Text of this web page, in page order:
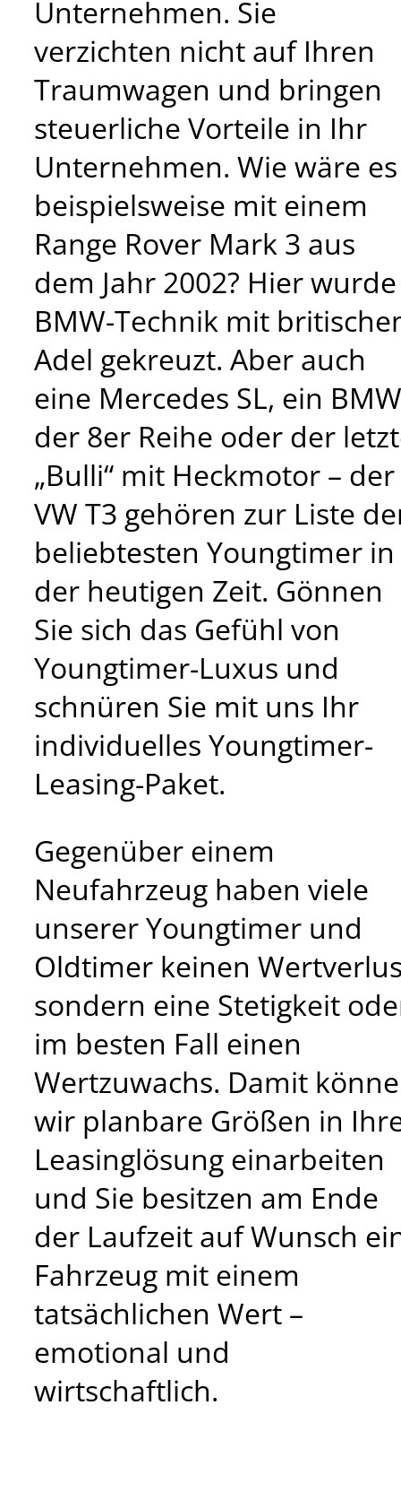
Unternehmen. Sie
verzichten nicht auf Ihren
Traumwagen und bringen
steuerliche Vorteile in Ihr
Unternehmen. Wie wäre es
beispielsweise mit einem
Range Rover Mark 3 aus
dem Jahr 2002? Hier wurde
BMW-Technik mit
Adel gekreuzt. Aber auch
eine Mercedes SL, ein BMW
der 8er Reihe oder der
„Bulli“ mit Heckmotor – der
VW T3 gehören zur Liste
beliebtesten Youngtimer in
der heutigen Zeit. Gönnen
Sie sich das Gefühl von
Youngtimer-Luxus und
schnüren Sie mit uns Ihr
individuelles Youngtimer-
Leasing-Paket.
Gegenüber einem
Neufahrzeug haben viele
unserer Youngtimer und
Oldtimer keinen
sondern eine Stetigkeit
im besten Fall einen
Wertzuwachs. Damit
wir planbare Größen in
Leasinglösung einarbeiten
und Sie besitzen am Ende
der Laufzeit auf Wunsch
Fahrzeug mit einem
tatsächlichen Wert –
emotional und
wirtschaftlich.